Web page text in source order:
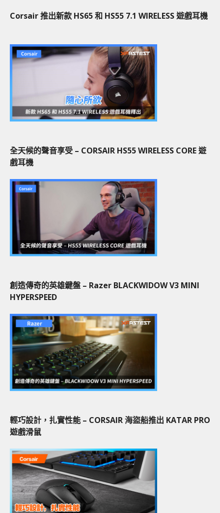
Corsair 推出新款 HS65 和 HS55 7.1 WIRELESS 遊戲耳機
全天候的聲音享受 – CORSAIR HS55 WIRELESS CORE 遊
戲耳機
創造傳奇的英雄鍵盤 – Razer BLACKWIDOW V3 MINI
HYPERSPEED
輕巧設計，扎實性能 – CORSAIR 海盜船推出 KATAR PRO
遊戲滑鼠